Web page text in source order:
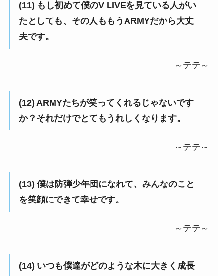
(11) もし初めて僕のV LIVEを見ている人がい
たとしても、その人ももうARMYだから大丈
夫です。
～テテ～
(12) ARMYたちが笑ってくれるじゃないです
か？それだけでとてもうれしくなります。
～テテ～
(13) 僕は防弾少年団になれて、みんなのこと
を笑顔にできて幸せです。
～テテ～
(14) いつも僕達がどのような木に大きく成長